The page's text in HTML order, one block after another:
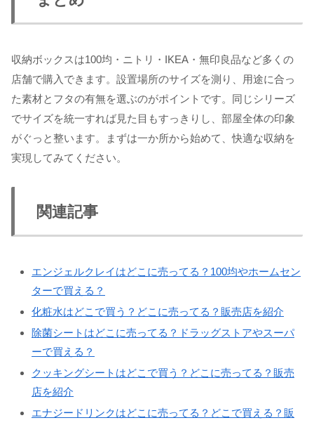
収納ボックスは100均・ニトリ・IKEA・無印良品など多くの
店舗で購入できます。設置場所のサイズを測り、用途に合っ
た素材とフタの有無を選ぶのがポイントです。同じシリーズ
でサイズを統一すれば見た目もすっきりし、部屋全体の印象
がぐっと整います。まずは一か所から始めて、快適な収納を
実現してみてください。
関連記事
エンジェルクレイはどこに売ってる？100均やホームセン
ターで買える？
化粧水はどこで買う？どこに売ってる？販売店を紹介
除菌シートはどこに売ってる？ドラッグストアやスーパ
ーで買える？
クッキングシートはどこで買う？どこに売ってる？販売
店を紹介
エナジードリンクはどこに売ってる？どこで買える？販